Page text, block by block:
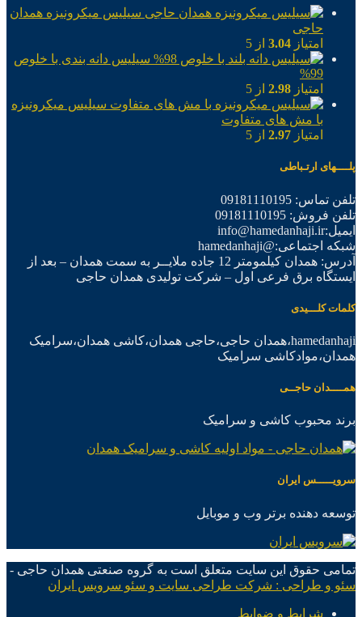
سیلیس میکرونیزه همدان
حاجی
امتیاز 3.04 از 5
سیلیس دانه بندی با خلوص
99%
امتیاز 2.98 از 5
سیلیس میکرونیزه
با مش های متفاوت
امتیاز 2.97 از 5
پلــــهای ارتـباطی
تلفن تماس: 09181110195
تلفن فروش: 09181110195
ایمیل:info@hamedanhaji.ir
شبکه اجتماعی:@hamedanhaji
آدرس: همدان کیلمومتر 12 جاده ملایــر به سمت همدان – بعد از
ایستگاه برق فرعی اول – شرکت تولیدی همدان حاجی
کلمات کلـــیدی
hamedanhaji،همدان حاجی،حاجی همدان،کاشی همدان،سرامیک
همدان،موادکاشی سرامیک
همــــدان حاجــی
برند محبوب کاشی و سرامیک
سرویـــــس ایران
توسعه دهنده برتر وب و موبایل
تمامی حقوق این سایت متعلق است به گروه صنعتی همدان حاجی -
سئو و طراحی : شرکت طراحی سایت و سئو سرویس ایران
شرایط و ضوابط